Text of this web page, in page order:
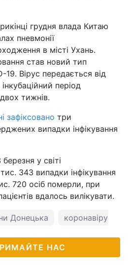
грудня влада Китаю
пневмонії
в місті Ухань.
став новий тип
19. Вірус передається від
період
тижнів.
зафіксовано три
випадки інфікування
у світі
343 випадки інфікування
720 осіб померли, при
вдалось вилікувати.
Донецька коронавірус в
НАС